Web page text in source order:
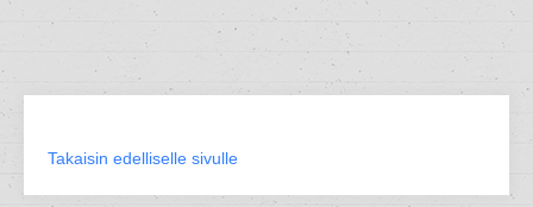
Takaisin edelliselle sivulle